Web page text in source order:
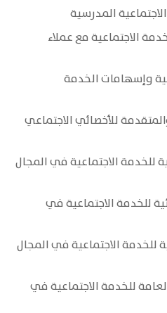
المدرسية
الاجتماعية مع عملاء
وإسهامات الخدمة
للأخصائي الاجتماعي
للخدمة الاجتماعية في المجال
للخدمة الاجتماعية في
للخدمة الاجتماعية في المجال
للخدمة الاجتماعية في